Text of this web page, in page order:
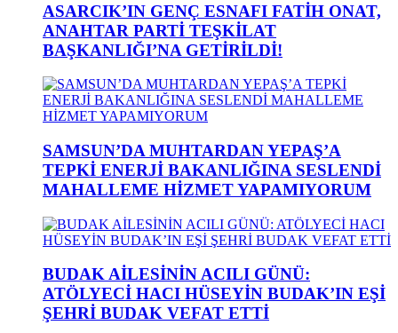
ASARCIK’IN GENÇ ESNAFI FATİH ONAT,
ANAHTAR PARTİ TEŞKİLAT
BAŞKANLIĞI’NA GETİRİLDİ!
SAMSUN’DA MUHTARDAN YEPAŞ’A
TEPKİ ENERJİ BAKANLIĞINA SESLENDİ
MAHALLEME HİZMET YAPAMIYORUM
BUDAK AİLESİNİN ACILI GÜNÜ:
ATÖLYECİ HACI HÜSEYİN BUDAK’IN EŞİ
ŞEHRİ BUDAK VEFAT ETTİ